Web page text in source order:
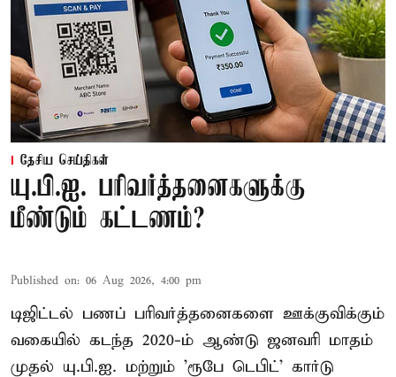
தேசிய செய்திகள்
யு.பி.ஐ. பரிவர்த்தனைகளுக்கு
மீண்டும் கட்டணம்?
Published on: 06 Aug 2026, 4:00 pm
டிஜிட்டல் பணப் பரிவர்த்தனைகளை ஊக்குவிக்கும்
வகையில் கடந்த 2020-ம் ஆண்டு ஜனவரி மாதம்
முதல் யு.பி.ஐ. மற்றும் 'ரூபே டெபிட்' கார்டு